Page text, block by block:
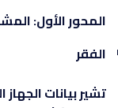
المحور الأول:
الفقر
تشير بيانات